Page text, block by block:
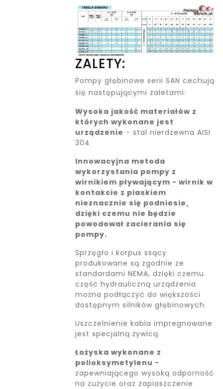
ZALETY:
Pompy głębinowe serii SAN cechują
się następującymi zaletami:
Wysoka jakość materiałów z
których wykonane jest
urządzenie - stal nierdzewna AISI
304
Innowacyjna metoda
wykorzystania pompy z
wirnikiem pływającym - wirnik w
kontakcie z piaskiem
nieznacznie się podniesie,
dzięki czemu nie będzie
powodował zacierania się
pompy.
Sprzęgło i korpus ssący
produkowane są zgodnie ze
standardami NEMA, dzięki czemu
część hydrauliczną urządzenia
można podłączyć do większości
dostępnym silników głębinowych.
Uszczelnienie kabla impregnowane
jest specjalną żywicą
Łożyska wykonane z
polioksymetylenu -
zapewniającego wysoką odporność
na zużycie oraz zapiaszczenie